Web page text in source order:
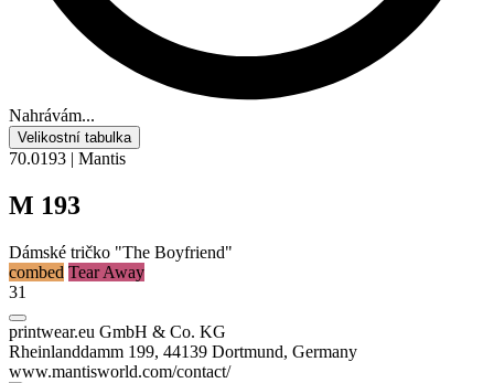
Nahrávám...
Velikostní tabulka
70.0193 | Mantis
M 193
Dámské tričko "The Boyfriend"
combed Tear Away
31
printwear.eu GmbH & Co. KG
Rheinlanddamm 199, 44139 Dortmund, Germany
www.mantisworld.com/contact/